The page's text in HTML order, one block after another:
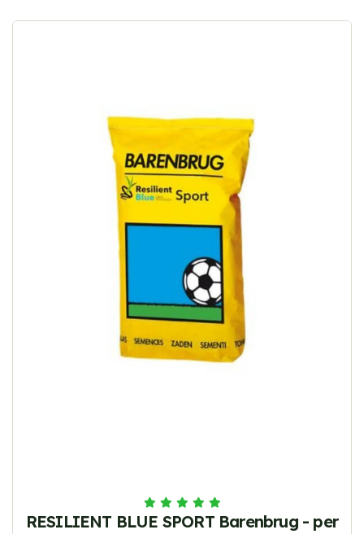
RESILIENT BLUE SPORT Barenbrug - per